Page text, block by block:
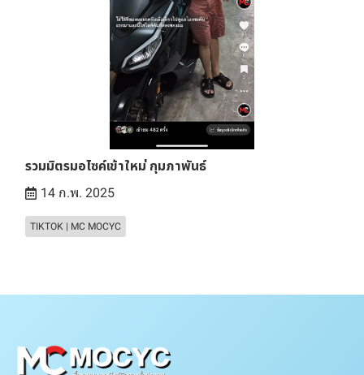
รวมมิตรมอไซค์เข้าใหม่ กุมภาพันธ์
14 ก.พ. 2025
TIKTOK | MC MOCYC